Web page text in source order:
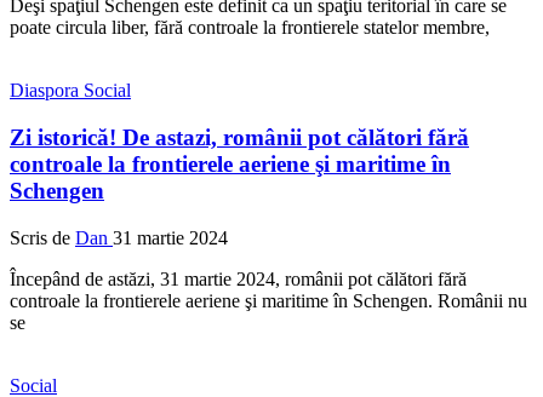
Deşi spaţiul Schengen este definit ca un spaţiu teritorial în care se
poate circula liber, fără controale la frontierele statelor membre,
Diaspora Social
Zi istorică! De astazi, românii pot călători fără
controale la frontierele aeriene şi maritime în
Schengen
Scris de Dan 31 martie 2024
Începând de astăzi, 31 martie 2024, românii pot călători fără
controale la frontierele aeriene şi maritime în Schengen. Românii nu
se
Social